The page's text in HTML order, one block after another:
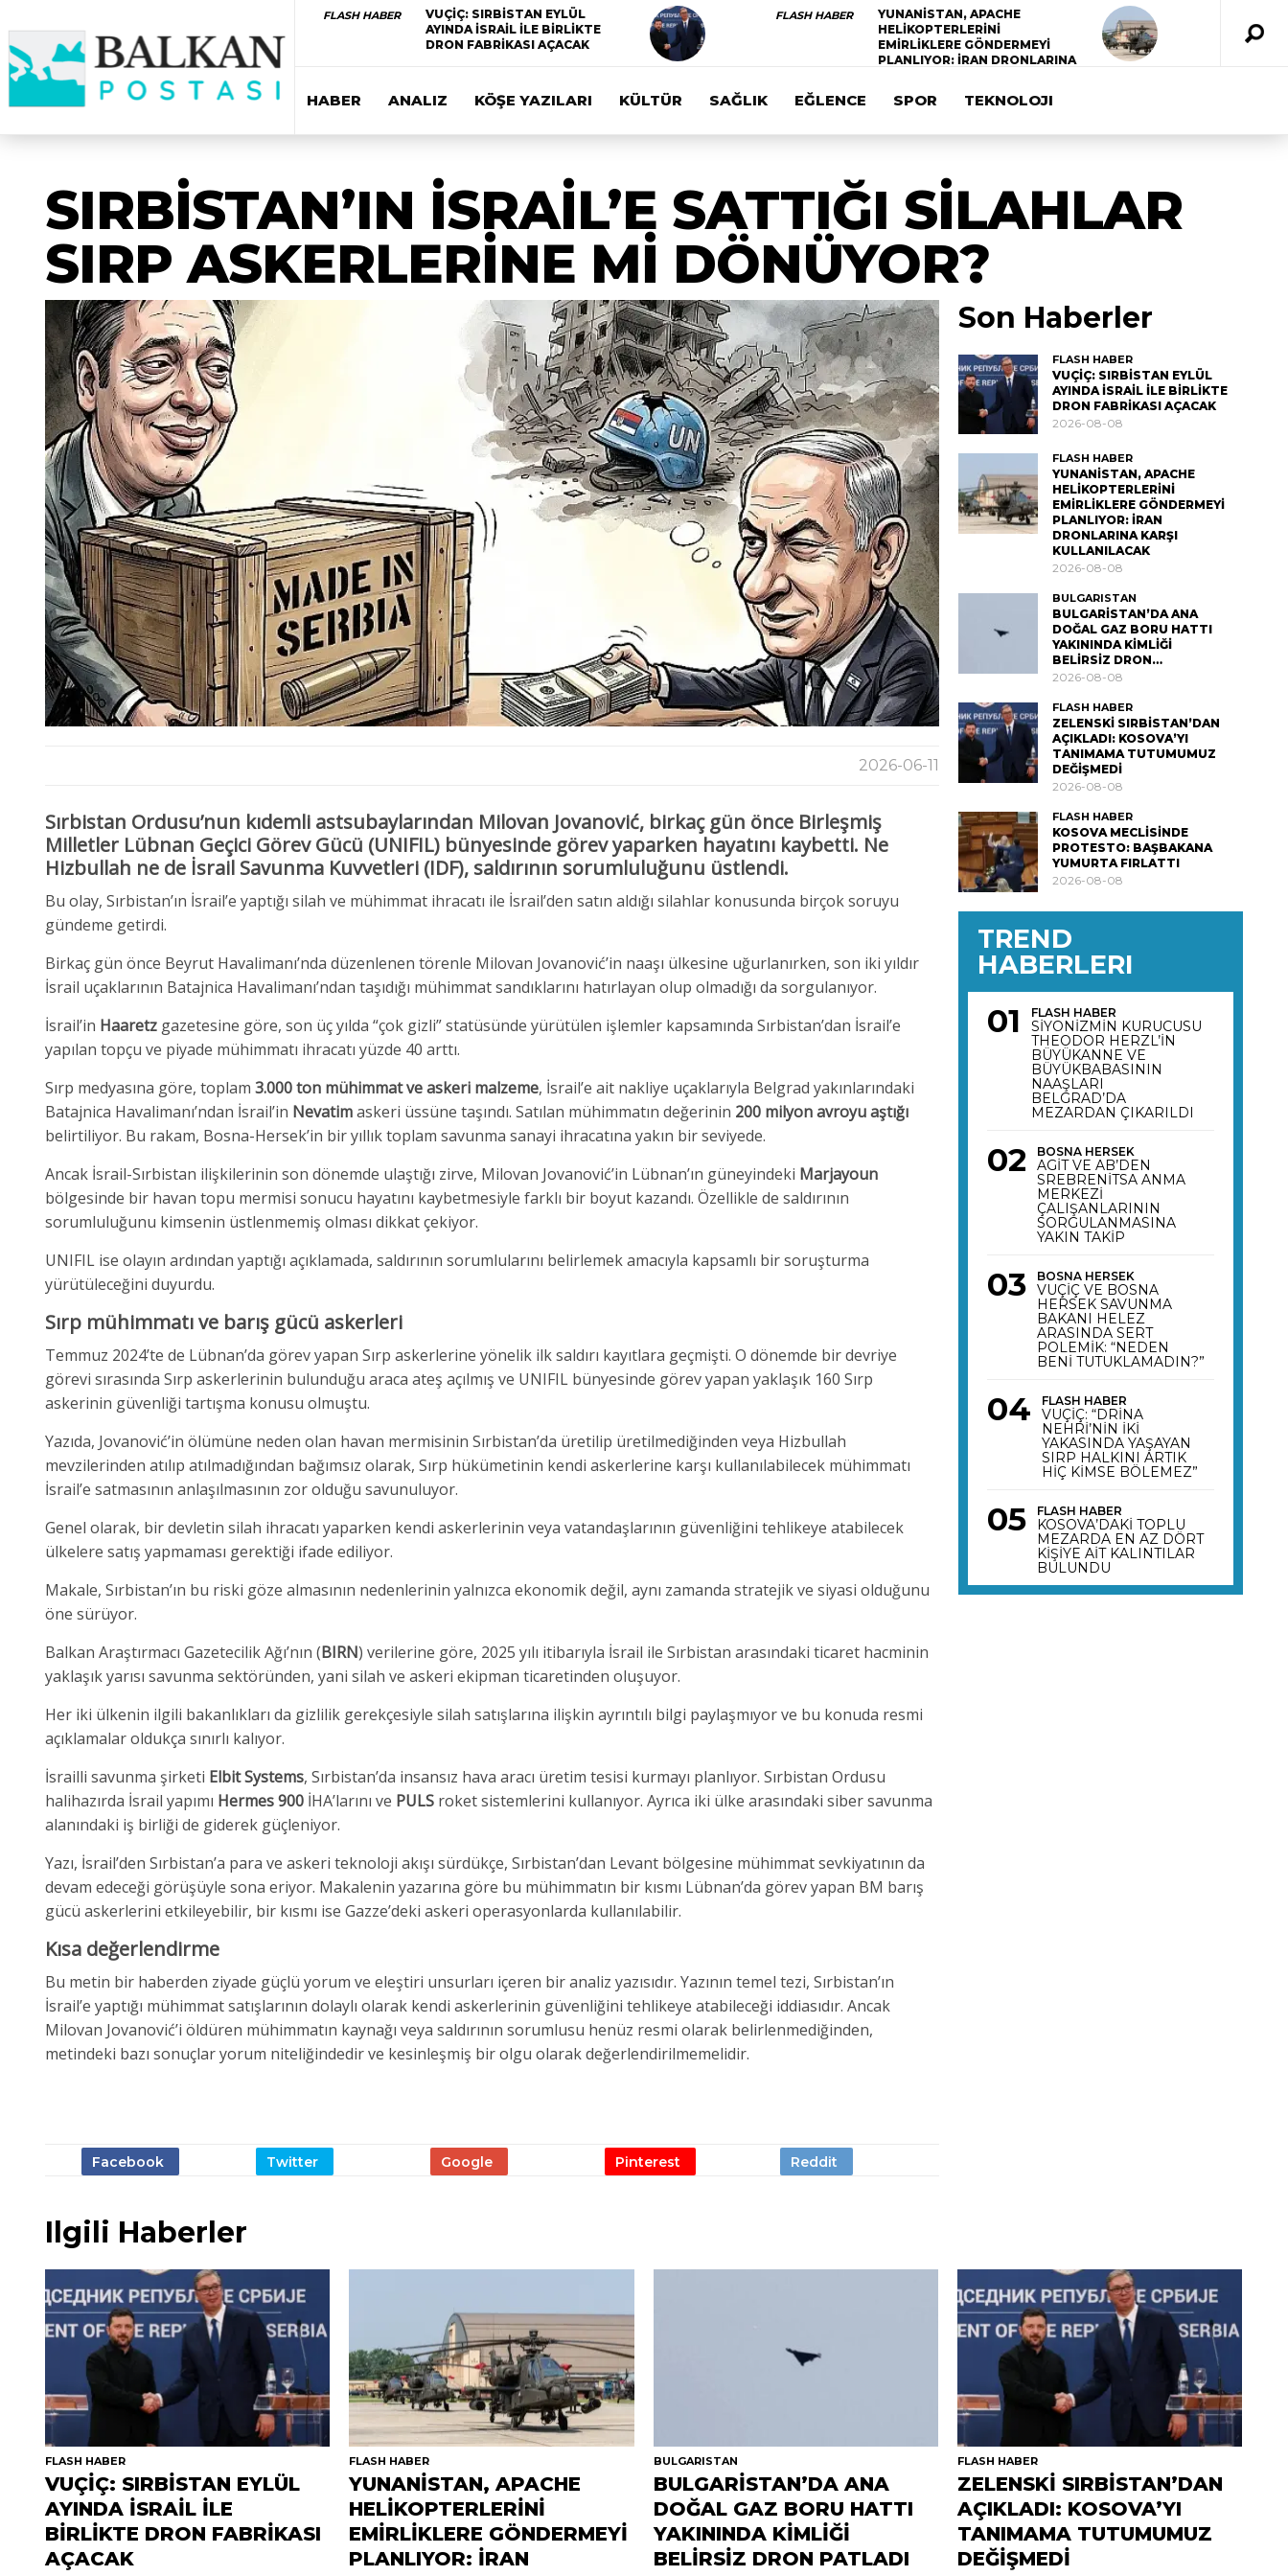
FLASH HABER
VUÇİÇ: SIRBİSTAN EYLÜL
AYINDA İSRAİL İLE BİRLİKTE
DRON FABRİKASI AÇACAK
FLASH HABER
YUNANİSTAN, APACHE
HELİKOPTERLERİNİ
EMİRLİKLERE GÖNDERMEYİ
PLANLIYOR: İRAN DRONLARINA
HABER ANALIZ KÖŞE YAZILARI KÜLTÜR SAĞLIK EĞLENCE SPOR TEKNOLOJI
SIRBİSTAN’IN İSRAİL’E SATTIĞI SİLAHLAR
SIRP ASKERLERİNE Mİ DÖNÜYOR?
2026-06-11
Sırbistan Ordusu’nun kıdemli astsubaylarından Milovan Jovanović, birkaç gün önce Birleşmiş
Milletler Lübnan Geçici Görev Gücü (UNIFIL) bünyesinde görev yaparken hayatını kaybetti. Ne
Hizbullah ne de İsrail Savunma Kuvvetleri (IDF), saldırının sorumluluğunu üstlendi.
Bu olay, Sırbistan’ın İsrail’e yaptığı silah ve mühimmat ihracatı ile İsrail’den satın aldığı silahlar konusunda birçok soruyu
gündeme getirdi.
Birkaç gün önce Beyrut Havalimanı’nda düzenlenen törenle Milovan Jovanović’in naaşı ülkesine uğurlanırken, son iki yıldır
İsrail uçaklarının Batajnica Havalimanı’ndan taşıdığı mühimmat sandıklarını hatırlayan olup olmadığı da sorgulanıyor.
İsrail’in Haaretz gazetesine göre, son üç yılda “çok gizli” statüsünde yürütülen işlemler kapsamında Sırbistan’dan İsrail’e
yapılan topçu ve piyade mühimmatı ihracatı yüzde 40 arttı.
Sırp medyasına göre, toplam 3.000 ton mühimmat ve askeri malzeme, İsrail’e ait nakliye uçaklarıyla Belgrad yakınlarındaki
Batajnica Havalimanı’ndan İsrail’in Nevatimaskeri üssüne taşındı. Satılan mühimmatın değerinin 200 milyon avroyu aştığı
belirtiliyor. Bu rakam, Bosna-Hersek’in bir yıllık toplam savunma sanayi ihracatına yakın bir seviyede.
Ancak İsrail-Sırbistan ilişkilerinin son dönemde ulaştığı zirve, Milovan Jovanović’in Lübnan’ın güneyindeki Marjayoun
bölgesinde bir havan topu mermisi sonucu hayatını kaybetmesiyle farklı bir boyut kazandı. Özellikle de saldırının
sorumluluğunu kimsenin üstlenmemiş olması dikkat çekiyor.
UNIFIL ise olayın ardından yaptığı açıklamada, saldırının sorumlularını belirlemek amacıyla kapsamlı bir soruşturma
yürütüleceğini duyurdu.
Sırp mühimmatı ve barış gücü askerleri
Temmuz 2024’te de Lübnan’da görev yapan Sırp askerlerine yönelik ilk saldırı kayıtlara geçmişti. O dönemde bir devriye
görevi sırasında Sırp askerlerinin bulunduğu araca ateş açılmış ve UNIFIL bünyesinde görev yapan yaklaşık 160 Sırp
askerinin güvenliği tartışma konusu olmuştu.
Yazıda, Jovanović’in ölümüne neden olan havan mermisinin Sırbistan’da üretilip üretilmediğinden veya Hizbullah
mevzilerinden atılıp atılmadığından bağımsız olarak, Sırp hükümetinin kendi askerlerine karşı kullanılabilecek mühimmatı
İsrail’e satmasının anlaşılmasının zor olduğu savunuluyor.
Genel olarak, bir devletin silah ihracatı yaparken kendi askerlerinin veya vatandaşlarının güvenliğini tehlikeye atabilecek
ülkelere satış yapmaması gerektiği ifade ediliyor.
Makale, Sırbistan’ın bu riski göze almasının nedenlerinin yalnızca ekonomik değil, aynı zamanda stratejik ve siyasi olduğunu
öne sürüyor.
Balkan Araştırmacı Gazetecilik Ağı’nın (BIRN) verilerine göre, 2025 yılı itibarıyla İsrail ile Sırbistan arasındaki ticaret hacminin
yaklaşık yarısı savunma sektöründen, yani silah ve askeri ekipman ticaretinden oluşuyor.
Her iki ülkenin ilgili bakanlıkları da gizlilik gerekçesiyle silah satışlarına ilişkin ayrıntılı bilgi paylaşmıyor ve bu konuda resmi
açıklamalar oldukça sınırlı kalıyor.
İsrailli savunma şirketi Elbit Systems, Sırbistan’da insansız hava aracı üretim tesisi kurmayı planlıyor. Sırbistan Ordusu
halihazırda İsrail yapımı Hermes 900 İHA’larını ve PULS roket sistemlerini kullanıyor. Ayrıca iki ülke arasındaki siber savunma
alanındaki iş birliği de giderek güçleniyor.
Yazı, İsrail’den Sırbistan’a para ve askeri teknoloji akışı sürdükçe, Sırbistan’dan Levant bölgesine mühimmat sevkiyatının da
devam edeceği görüşüyle sona eriyor. Makalenin yazarına göre bu mühimmatın bir kısmı Lübnan’da görev yapan BM barış
gücü askerlerini etkileyebilir, bir kısmı ise Gazze’deki askeri operasyonlarda kullanılabilir.
Kısa değerlendirme
Bu metin bir haberden ziyade güçlü yorum ve eleştiri unsurları içeren bir analiz yazısıdır. Yazının temel tezi, Sırbistan’ın
İsrail’e yaptığı mühimmat satışlarının dolaylı olarak kendi askerlerinin güvenliğini tehlikeye atabileceği iddiasıdır. Ancak
Milovan Jovanović’i öldüren mühimmatın kaynağı veya saldırının sorumlusu henüz resmi olarak belirlenmediğinden,
metindeki bazı sonuçlar yorum niteliğindedir ve kesinleşmiş bir olgu olarak değerlendirilmemelidir.
Son Haberler
FLASH HABER
VUÇİÇ: SIRBİSTAN EYLÜL
AYINDA İSRAİL İLE BİRLİKTE
DRON FABRİKASI AÇACAK
2026-08-08
FLASH HABER
YUNANİSTAN, APACHE
HELİKOPTERLERİNİ
EMİRLİKLERE GÖNDERMEYİ
PLANLIYOR: İRAN
DRONLARINA KARŞI
KULLANILACAK
2026-08-08
BULGARISTAN
BULGARİSTAN’DA ANA
DOĞAL GAZ BORU HATTI
YAKININDA KİMLİĞİ
BELİRSİZ DRON…
2026-08-08
FLASH HABER
ZELENSKİ SIRBİSTAN’DAN
AÇIKLADI: KOSOVA’YI
TANIMAMA TUTUMUMUZ
DEĞİŞMEDİ
2026-08-08
FLASH HABER
KOSOVA MECLİSİNDE
PROTESTO: BAŞBAKANA
YUMURTA FIRLATTI
2026-08-08
TREND
HABERLERI
FLASH HABER
SİYONİZMİN KURUCUSU
THEODOR HERZL’İN
BÜYÜKANNE VE
BÜYÜKBABASININ
NAAŞLARI
BELGRAD’DA
MEZARDAN ÇIKARILDI
BOSNA HERSEK
AGİT VE AB’DEN
SREBRENİTSA ANMA
MERKEZİ
ÇALIŞANLARININ
SORGULANMASINA
YAKIN TAKİP
BOSNA HERSEK
VUÇİÇ VE BOSNA
HERSEK SAVUNMA
BAKANI HELEZ
ARASINDA SERT
POLEMİK: “NEDEN
BENİ TUTUKLAMADIN?”
FLASH HABER
VUÇİÇ: “DRİNA
NEHRİ’NİN İKİ
YAKASINDA YAŞAYAN
SIRP HALKINI ARTIK
HİÇ KİMSE BÖLEMEZ”
FLASH HABER
KOSOVA’DAKİ TOPLU
MEZARDA EN AZ DÖRT
KİŞİYE AİT KALINTILAR
BULUNDU
Ilgili Haberler
FLASH HABER
VUÇİÇ: SIRBİSTAN EYLÜL
AYINDA İSRAİL İLE
BİRLİKTE DRON FABRİKASI
AÇACAK
FLASH HABER
YUNANİSTAN, APACHE
HELİKOPTERLERİNİ
EMİRLİKLERE GÖNDERMEYİ
PLANLIYOR: İRAN
BULGARISTAN
BULGARİSTAN’DA ANA
DOĞAL GAZ BORU HATTI
YAKININDA KİMLİĞİ
BELİRSİZ DRON PATLADI
FLASH HABER
ZELENSKİ SIRBİSTAN’DAN
AÇIKLADI: KOSOVA’YI
TANIMAMA TUTUMUMUZ
DEĞİŞMEDİ